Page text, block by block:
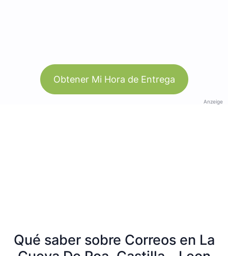
Obtener Mi Hora de Entrega
Anzeige
Qué saber sobre Correos en La